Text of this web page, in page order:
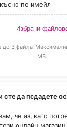
по имейл
Избрани
до 3 файла.
MB.
сте да подадете
че аз, като
онлайн